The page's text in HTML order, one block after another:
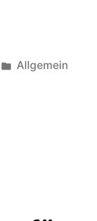
Allgemein